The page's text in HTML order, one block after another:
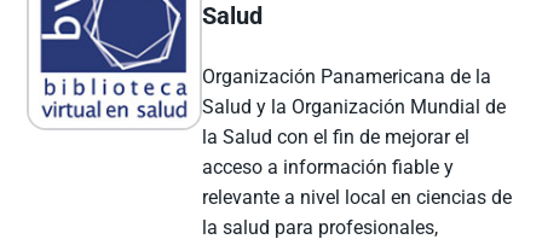
Salud
Organización Panamericana de la
Salud y la Organización Mundial de
la Salud con el fin de mejorar el
acceso a información fiable y
relevante a nivel local en ciencias de
la salud para profesionales,